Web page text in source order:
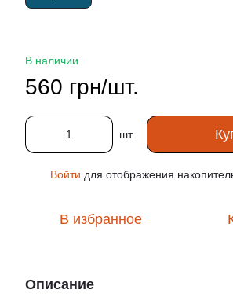
В наличии
560 грн/шт.
шт.
Войти для отображения
В избранное
Описание